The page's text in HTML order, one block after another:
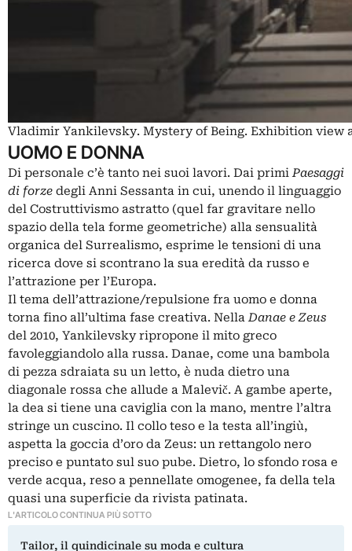
Vladimir Yankilevsky. Mystery of Being. Exhibition view
UOMO E DONNA
Di personale c’è tanto nei suoi lavori. Dai primiPaesaggi
di forze degli Anni Sessanta in cui, unendo il linguaggio
del Costruttivismo astratto (quel far gravitare nello
spazio della tela forme geometriche) alla sensualità
organica del Surrealismo, esprime le tensioni di una
ricerca dove si scontrano la sua eredità da russo e
l’attrazione per l’Europa.
Il tema dell’attrazione/repulsione fra uomo e donna
torna fino all’ultima fase creativa. NellaDanae e Zeus
del 2010, Yankilevsky ripropone il mito greco
favoleggiandolo alla russa. Danae, come una bambola
di pezza sdraiata su un letto, è nuda dietro una
diagonale rossa che allude a Malevič. A gambe aperte,
la dea si tiene una caviglia con la mano, mentre l’altra
stringe un cuscino. Il collo teso e la testa all’ingiù,
aspetta la goccia d’oro da Zeus: un rettangolo nero
preciso e puntato sul suo pube. Dietro, lo sfondo rosa e
verde acqua, reso a pennellate omogenee, fa della tela
quasi una superficie da rivista patinata.
L'ARTICOLO CONTINUA PIÙ SOTTO
Tailor, il quindicinale su moda e cultura